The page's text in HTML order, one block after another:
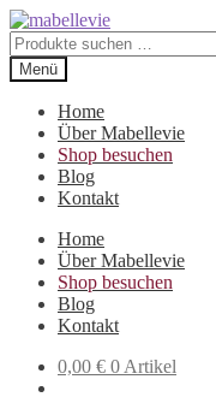
Zur
Navigation
springen
Zum
Inhalt
springen
Suchen
nach:
Menü
Home
Über Mabellevie
Shop besuchen
Blog
Kontakt
Home
Über Mabellevie
Shop besuchen
Blog
Kontakt
0,00 € 0 Artikel